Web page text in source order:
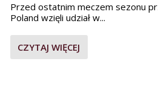
Przed ostatnim meczem sezonu
Poland wzięli udział w...
CZYTAJ WIĘCEJ